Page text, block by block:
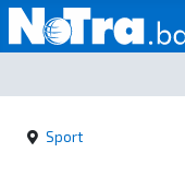
Početna
Vijesti
Sport